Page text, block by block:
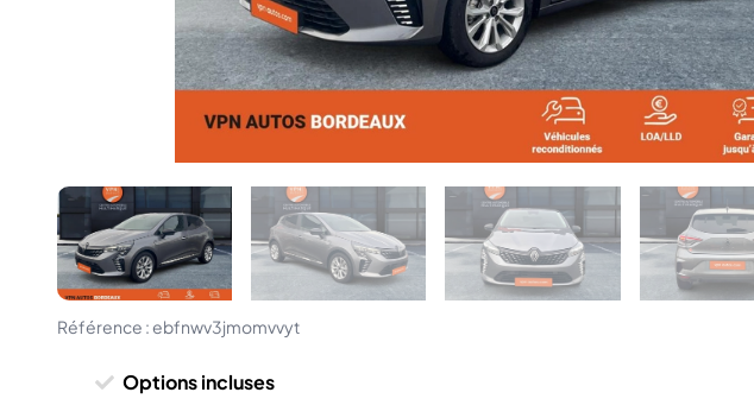
Référence :ebfnwv3jmomvvyt
Options incluses